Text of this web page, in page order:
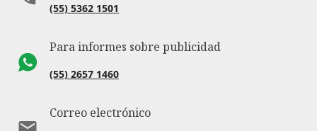
(55) 5362 1501
Para informes sobre publicidad
(55) 2657 1460
Correo electrónico